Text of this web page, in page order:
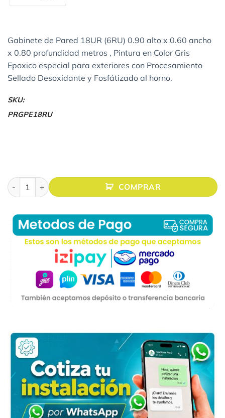
Gabinete de Pared 18UR (6RU) 0.90 alto x 0.60 ancho
x 0.80 profundidad metros , Pintura en Color Gris
Epoxico especial para exteriores con Procesamiento
Sellado Desoxidante y Fosfátizado al horno.
SKU:
PRGPE18RU
Gabinete de Piso 18RU IP65 para Exterior Acero Laminado
COMPRAR